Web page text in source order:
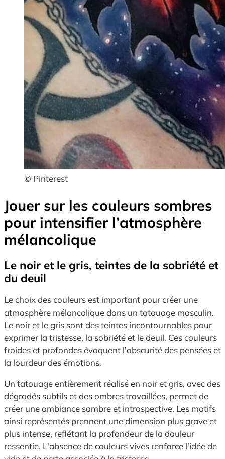
© Pinterest
Jouer sur les couleurs sombres
pour intensifier l’atmosphère
mélancolique
Le noir et le gris, teintes de la sobriété et
du deuil
Le choix des couleurs est important pour créer une
atmosphère mélancolique dans un tatouage masculin.
Le noir et le gris sont des teintes incontournables pour
exprimer la tristesse, la sobriété et le deuil. Ces couleurs
froides et profondes évoquent l'obscurité des pensées et
la lourdeur des émotions.
Un tatouage entièrement réalisé en noir et gris, avec des
dégradés subtils et des ombres travaillées, permet de
créer une ambiance sombre et introspective. Les motifs
ainsi représentés prennent une dimension plus grave et
plus intense, reflétant la profondeur de la douleur
ressentie. L'absence de couleurs vives renforce l'idée de